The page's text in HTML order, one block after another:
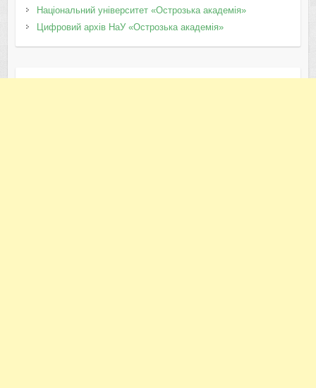
Національний університет «Острозька академія»
Цифровий архів НаУ «Острозька академія»